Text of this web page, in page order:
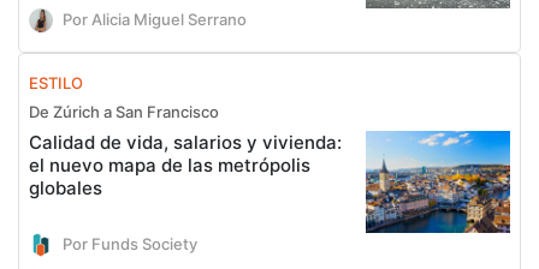
Por Alicia Miguel Serrano
ESTILO
De Zúrich a San Francisco
Calidad de vida, salarios y vivienda:
el nuevo mapa de las metrópolis
globales
Por Funds Society